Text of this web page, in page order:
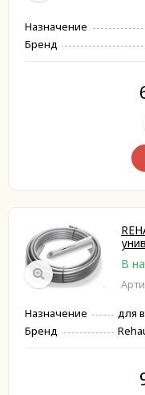
Назначение
Бренд
В
Назначение
для
Бренд